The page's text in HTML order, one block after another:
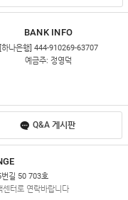
BANK INFO
[하나은행] 444-910269-63707
예금주: 정영덕
Q&A 게시판
번길 50 703호
센터로 연락바랍니다